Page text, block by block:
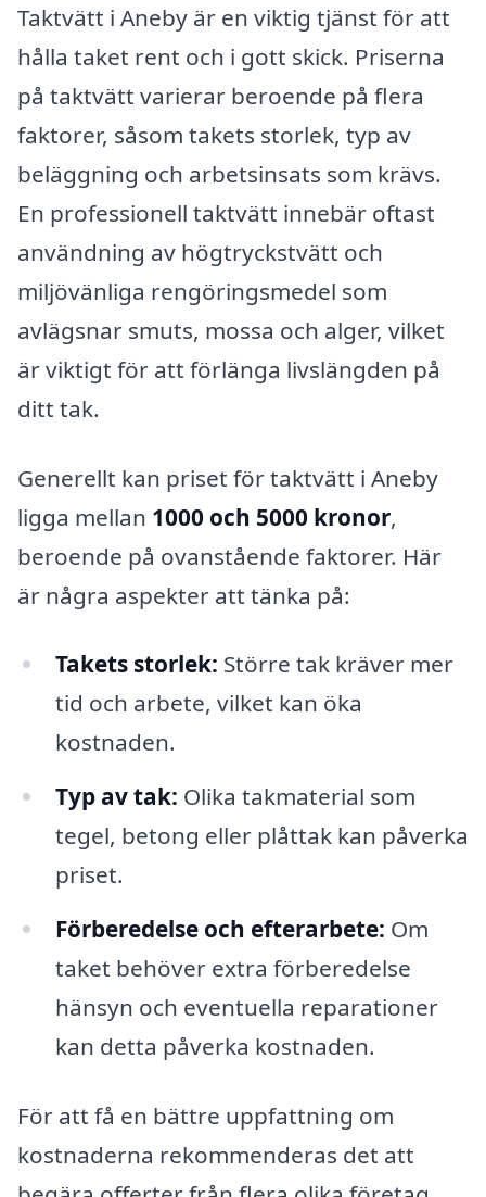
Taktvätt i Aneby är en viktig tjänst för att
hålla taket rent och i gott skick. Priserna
på taktvätt varierar beroende på flera
faktorer, såsom takets storlek, typ av
beläggning och arbetsinsats som krävs.
En professionell taktvätt innebär oftast
användning av högtryckstvätt och
miljövänliga rengöringsmedel som
avlägsnar smuts, mossa och alger, vilket
är viktigt för att förlänga livslängden på
ditt tak.
Generellt kan priset för taktvätt i Aneby
ligga mellan 1000 och 5000 kronor,
beroende på ovanstående faktorer. Här
är några aspekter att tänka på:
Takets storlek: Större tak kräver mer
tid och arbete, vilket kan öka
kostnaden.
Typ av tak: Olika takmaterial som
tegel, betong eller plåttak kan påverka
priset.
Förberedelse och efterarbete: Om
taket behöver extra förberedelse
hänsyn och eventuella reparationer
kan detta påverka kostnaden.
För att få en bättre uppfattning om
kostnaderna rekommenderas det att